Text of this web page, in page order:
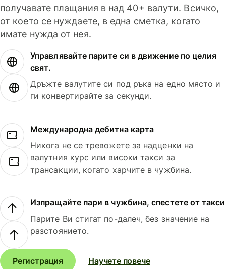
получавате плащания в над 40+ валути. Всичко,
от което се нуждаете, в една сметка, когато
имате нужда от нея.
Управлявайте парите си в движение по целия
свят.
Дръжте валутите си под ръка на едно място и
ги конвертирайте за секунди.
Международна дебитна карта
Никога не се тревожете за надценки на
валутния курс или високи такси за
трансакции, когато харчите в чужбина.
Изпращайте пари в чужбина, спестете от такси
Парите Ви стигат по-далеч, без значение на
разстоянието.
Регистрация Научете повече